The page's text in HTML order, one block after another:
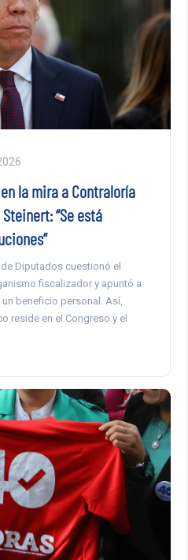
la mira a Contraloría
“Se está
Diputados cuestionó el
fiscalizador y apuntó a
beneficio personal. Así,
reside en el Congreso y el